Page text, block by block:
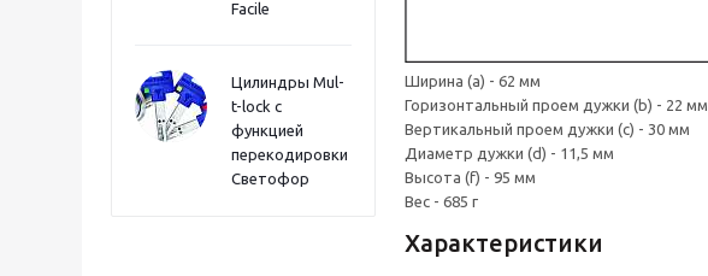
Facile
Цилиндры Mul-
t-lock с
функцией
перекодировки
Светофор
Ширина (a) - 62 мм
Горизонтальный проем дужки (b) - 22 мм
Вертикальный проем дужки (c) - 30 мм
Диаметр дужки (d) - 11,5 мм
Высота (f) - 95 мм
Вес - 685 г
Характеристики